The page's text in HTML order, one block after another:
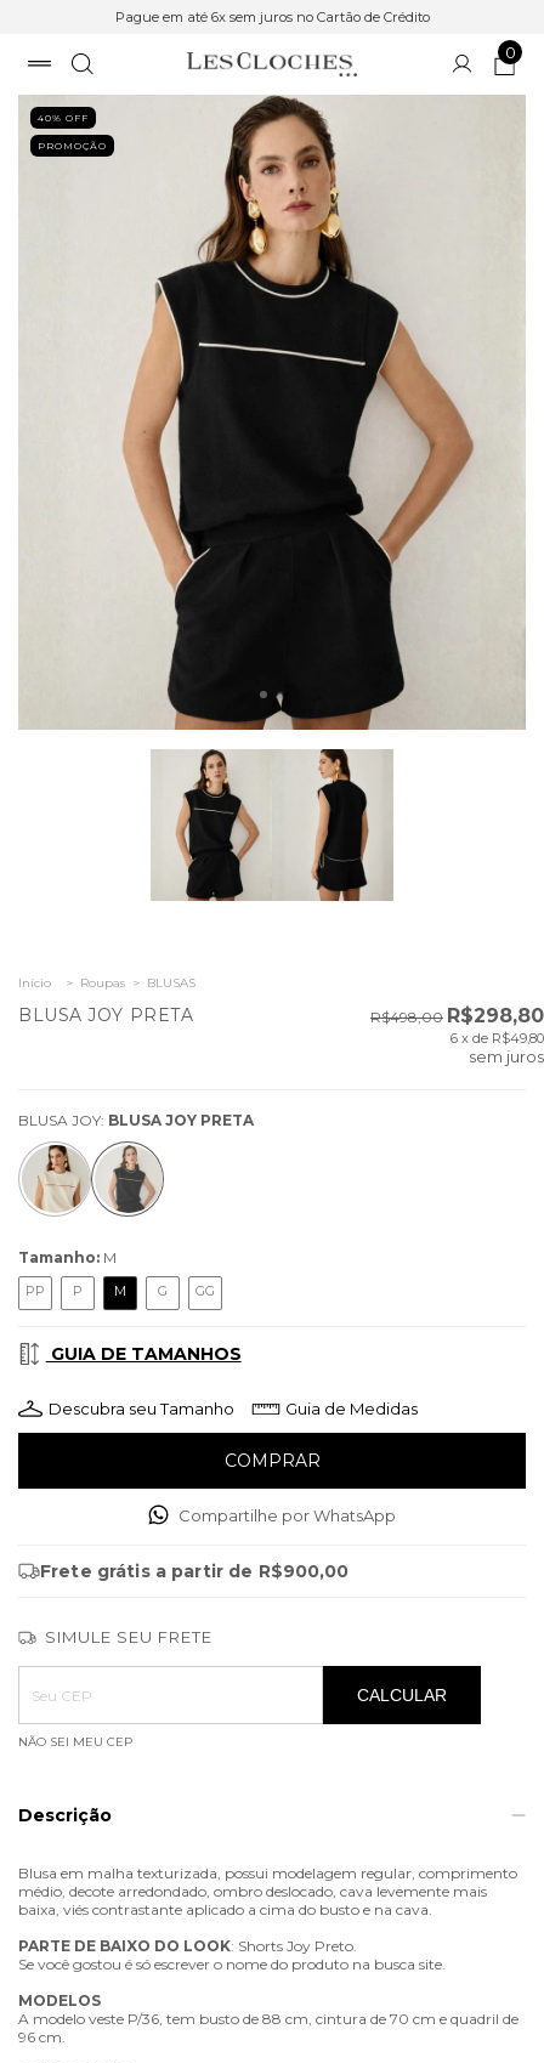
Pague em até 6x sem juros no Cartão de Crédito
0
40% OFF
PROMOÇÃO
Início > Roupas > BLUSAS
BLUSA JOY PRETA R$498,00 R$298,80
6 x de R$49,80
sem juros
BLUSA JOY: BLUSA JOY PRETA
Tamanho: M
PP P M G GG
GUIA DE TAMANHOS
Descubra seu Tamanho Guia de Medidas
Compartilhe por WhatsApp
Frete grátis a partir de R$900,00
SIMULE SEU FRETE
Entregas para o CEP:
ALTERAR CEP
CALCULAR
NÃO SEI MEU CEP
Descrição
Blusa em malha texturizada, possui modelagem regular, comprimento
médio, decote arredondado, ombro deslocado, cava levemente mais
baixa, viés contrastante aplicado a cima do busto e na cava.
PARTE DE BAIXO DO LOOK: Shorts Joy Preto.
Se você gostou é só escrever o nome do produto na busca site.
MODELOS
A modelo veste P/36, tem busto de 88 cm, cintura de 70 cm e quadril de
96 cm.